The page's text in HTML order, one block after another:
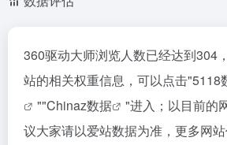
360驱动大师浏览人数已经达到304
站的相关权重信息，可以点击"5118
""Chinaz数据
"进入；以目前的
议大家请以爱站数据为准，更多网